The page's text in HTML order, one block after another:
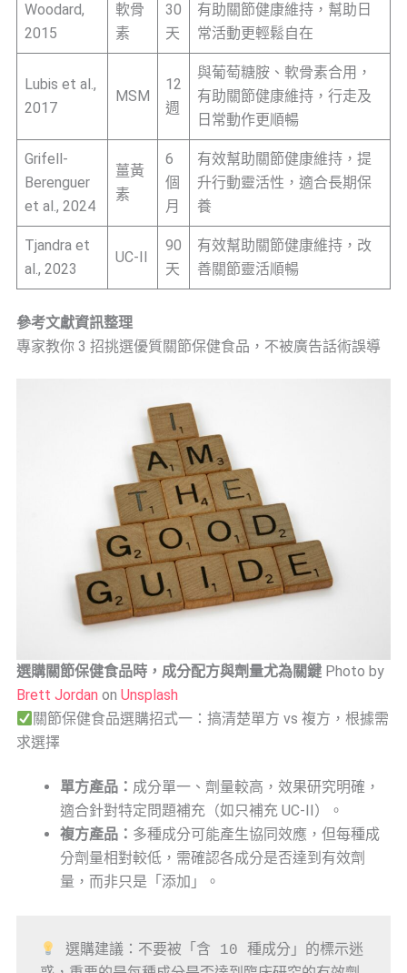
Woodard,
2015
軟骨
素
30
天
有助關節健康維持，幫助日
常活動更輕鬆自在
Lubis et al.,
2017
MSM
12
週
與葡萄糖胺、軟骨素合用，
有助關節健康維持，行走及
日常動作更順暢
Grifell-
Berenguer
et al., 2024
薑黃
素
6
個
月
有效幫助關節健康維持，提
升行動靈活性，適合長期保
養
Tjandra et
al., 2023
UC-II
90
天
有效幫助關節健康維持，改
善關節靈活順暢
參考文獻資訊整理
專家教你 3 招挑選優質關節保健食品，不被廣告話術誤導
選購關節保健食品時，成分配方與劑量尤為關鍵 Photo by
Brett Jordan on Unsplash
關節保健食品選購招式一：搞清楚單方 vs 複方，根據需
求選擇
單方產品： 成分單一、劑量較高，效果研究明確，
適合針對特定問題補充（如只補充 UC-II）。
複方產品： 多種成分可能產生協同效應，但每種成
分劑量相對較低，需確認各成分是否達到有效劑
量，而非只是「添加」。
選購建議：不要被「含 10 種成分」的標示迷